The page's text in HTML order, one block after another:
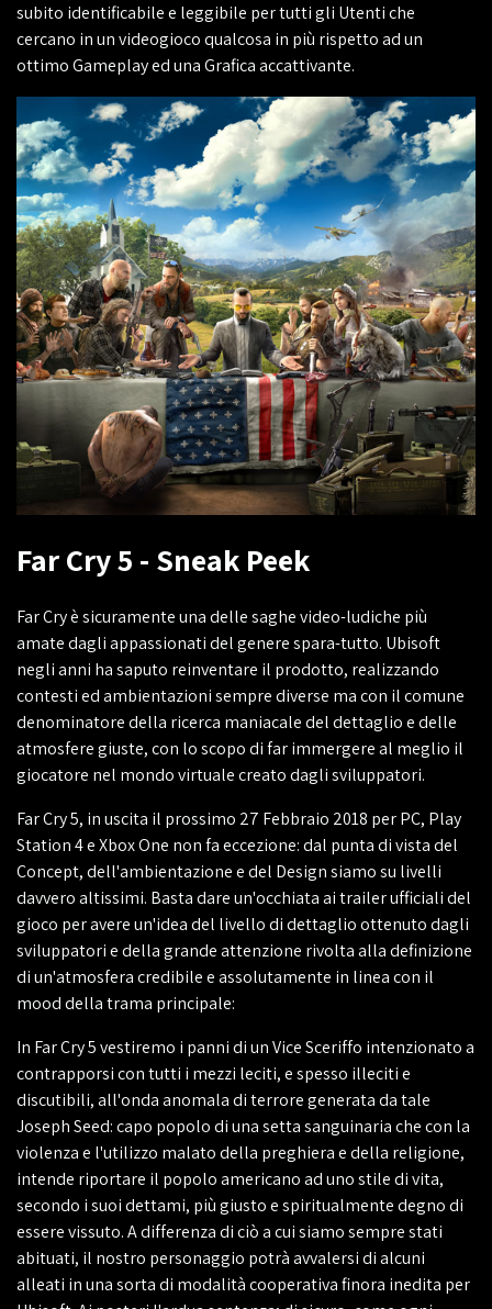
subito identificabile e leggibile per tutti gli Utenti che
cercano in un videogioco qualcosa in più rispetto ad un
ottimo Gameplay ed una Grafica accattivante.
Far Cry 5 - Sneak Peek
Far Cry è sicuramente una delle saghe video-ludiche più
amate dagli appassionati del genere spara-tutto. Ubisoft
negli anni ha saputo reinventare il prodotto, realizzando
contesti ed ambientazioni sempre diverse ma con il comune
denominatore della ricerca maniacale del dettaglio e delle
atmosfere giuste, con lo scopo di far immergere al meglio il
giocatore nel mondo virtuale creato dagli sviluppatori.
Far Cry 5, in uscita il prossimo 27 Febbraio 2018 per PC, Play
Station 4 e Xbox One non fa eccezione: dal punta di vista del
Concept, dell'ambientazione e del Design siamo su livelli
davvero altissimi. Basta dare un'occhiata ai trailer ufficiali del
gioco per avere un'idea del livello di dettaglio ottenuto dagli
sviluppatori e della grande attenzione rivolta alla definizione
di un'atmosfera credibile e assolutamente in linea con il
mood della trama principale:
In Far Cry 5 vestiremo i panni di un Vice Sceriffo intenzionato a
contrapporsi con tutti i mezzi leciti, e spesso illeciti e
discutibili, all'onda anomala di terrore generata da tale
Joseph Seed: capo popolo di una setta sanguinaria che con la
violenza e l'utilizzo malato della preghiera e della religione,
intende riportare il popolo americano ad uno stile di vita,
secondo i suoi dettami, più giusto e spiritualmente degno di
essere vissuto. A differenza di ciò a cui siamo sempre stati
abituati, il nostro personaggio potrà avvalersi di alcuni
alleati in una sorta di modalità cooperativa finora inedita per